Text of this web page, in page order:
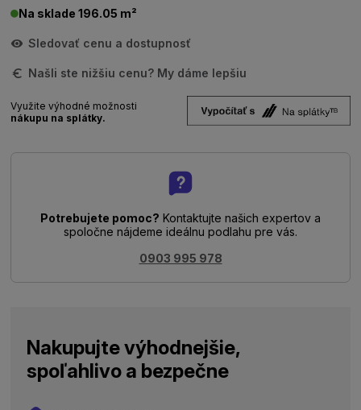
Na sklade 196.05 m²
Sledovať cenu a dostupnosť
Našli ste nižšiu cenu? My dáme lepšiu
Využite výhodné možnosti
nákupu na splátky.
Potrebujete pomoc? Kontaktujte našich expertov a
spoločne nájdeme ideálnu podlahu pre vás.
0903 995 978
Nakupujte výhodnejšie,
spoľahlivo a bezpečne